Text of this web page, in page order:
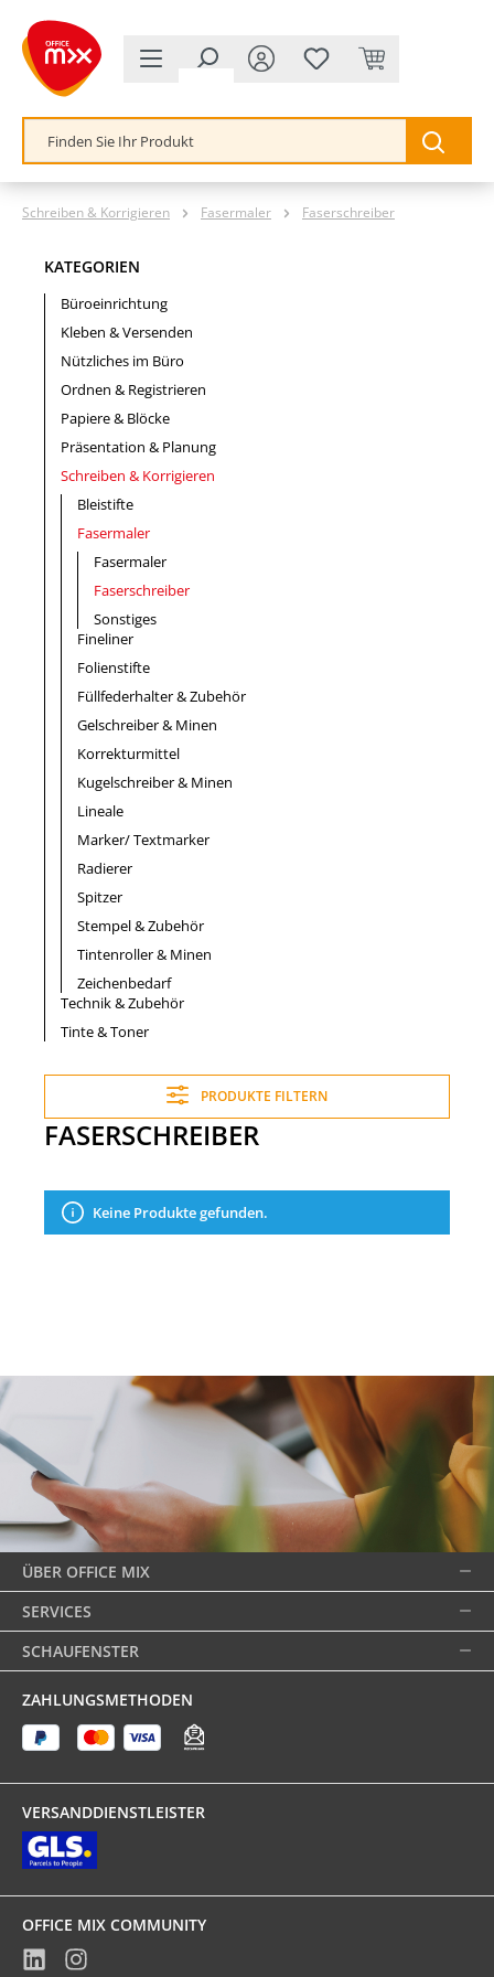
springen
Schreiben & Korrigieren Fasermaler Faserschreiber
KATEGORIEN
Büroeinrichtung
Kleben & Versenden
Nützliches im Büro
Ordnen & Registrieren
Papiere & Blöcke
Präsentation & Planung
Schreiben & Korrigieren
Bleistifte
Fasermaler
Fasermaler
Faserschreiber
Sonstiges
Fineliner
Folienstifte
Füllfederhalter & Zubehör
Gelschreiber & Minen
Korrekturmittel
Kugelschreiber & Minen
Lineale
Marker/ Textmarker
Radierer
Spitzer
Stempel & Zubehör
Tintenroller & Minen
Zeichenbedarf
Technik & Zubehör
Tinte & Toner
PRODUKTE FILTERN
FASERSCHREIBER
Keine Produkte gefunden.
ÜBER OFFICE MIX
SERVICES
SCHAUFENSTER
ZAHLUNGSMETHODEN
VERSANDDIENSTLEISTER
OFFICE MIX COMMUNITY